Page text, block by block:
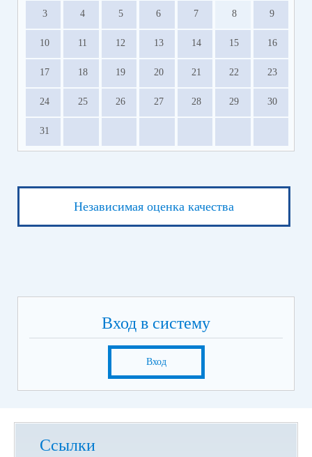
3 4 5 6 7 8 9
10 11 12 13 14 15 16
17 18 19 20 21 22 23
24 25 26 27 28 29 30
31
Независимая оценка качества
Вход в систему
Вход
Ссылки